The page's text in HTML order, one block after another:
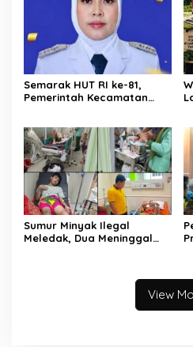
Semarak HUT RI ke-81,
Pemerintah Kecamatan
Sumur Minyak Ilegal
Meledak, Dua Meninggal
View